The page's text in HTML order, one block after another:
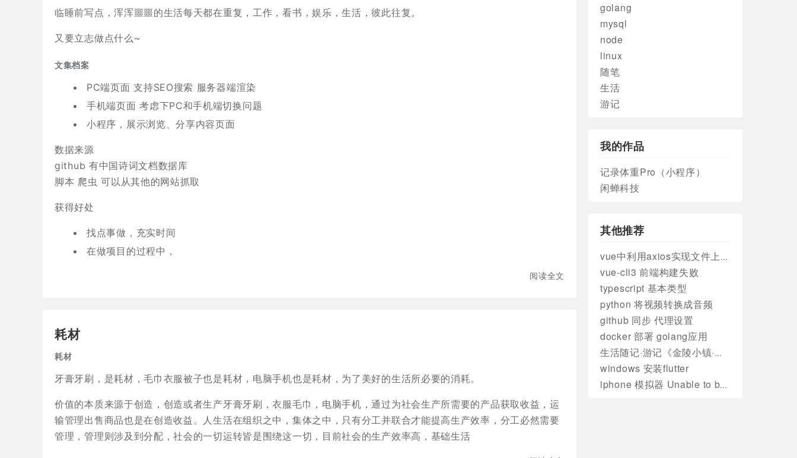
临睡前写点，浑浑噩噩的生活每天都在重复，工作，看书，娱乐，生活，彼此往复。
又要立志做点什么~
文集档案
PC端页面 支持SEO搜索 服务器端渲染
手机端页面 考虑下PC和手机端切换问题
小程序，展示浏览、分享内容页面
数据来源
github 有中国诗词文档数据库
脚本 爬虫 可以从其他的网站抓取
获得好处
找点事做，充实时间
在做项目的过程中，
阅读全文
耗材
耗材
牙膏牙刷，是耗材，毛巾衣服被子也是耗材，电脑手机也是耗材，为了美好的生活所必要的消耗。
价值的本质来源于创造，创造或者生产牙膏牙刷，衣服毛巾，电脑手机，通过为社会生产所需要的产品获取收益，运
输管理出售商品也是在创造收益。人生活在组织之中，集体之中，只有分工并联合才能提高生产效率，分工必然需要
管理，管理则涉及到分配，社会的一切运转皆是围绕这一切，目前社会的生产效率高，基础生活
golang
mysql
node
linux
随笔
生活
游记
我的作品
记录体重Pro（小程序）
闲蝉科技
其他推荐
vue中利用axios实现文件上传进度实时更新
vue-cli3 前端构建失败
typescript 基本类型
python 将视频转换成音频
github 同步 代理设置
docker 部署 golang应用
生活随记·游记《金陵小镇·燕集里》
windows 安装flutter
iphone 模拟器 Unable to boot the Simulator. 错误处理